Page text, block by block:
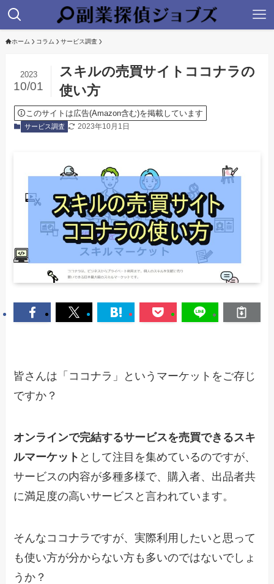
ホーム コラム サービス調査
スキルの売買サイトココナラの
使い方
2023
10/01
このサイトは広告(Amazon含む)を掲載しています
サービス調査 2023年10月1日
皆さんは「ココナラ」というマーケットをご存じ
ですか？
オンラインで完結するサービスを売買できるスキ
ルマーケット として注目を集めているのですが、
サービスの内容が多種多様で、購入者、出品者共
に満足度の高いサービスと言われています。
そんなココナラですが、実際利用したいと思って
も使い方が分からない方も多いのではないでしょ
うか？